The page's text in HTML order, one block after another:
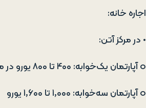
اجاره خانه:
• در مرکز آتن:
o آپارتمان یک‌خوابه: ۴۰۰ تا ۸۰۰ یورو در ماه
o آپارتمان سه‌خوابه: ۱٬۰۰۰ تا ۱٬۶۰۰ یورو